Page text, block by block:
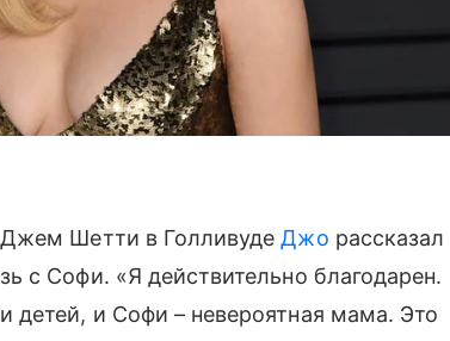
Джем Шетти в ГолливудеДжо рассказал
с Софи. «Я действительно благодарен.
детей, и Софи – невероятная мама. Это